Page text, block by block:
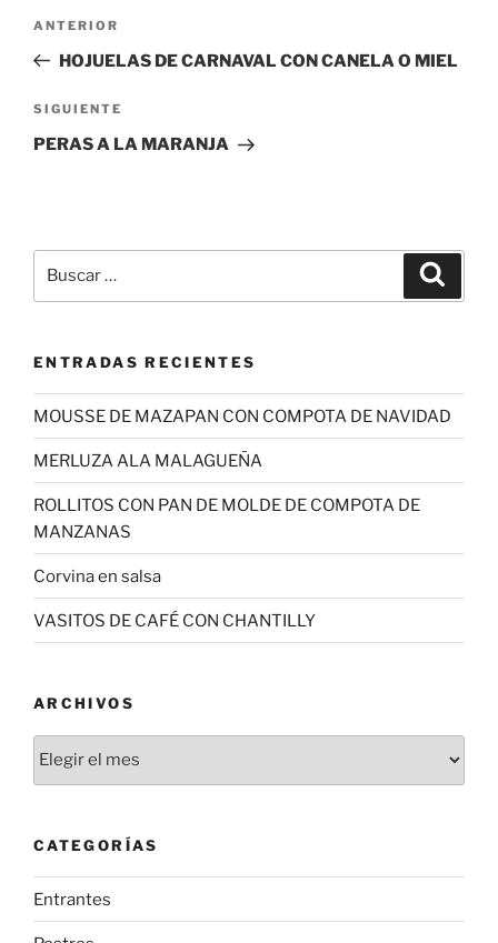
entradas
Entrada
anterior:
ANTERIOR
HOJUELAS DE CARNAVAL CON CANELA O MIEL
Siguiente
entrada
SIGUIENTE
PERAS A LA MARANJA
por:
ENTRADAS RECIENTES
MOUSSE DE MAZAPAN CON COMPOTA DE NAVIDAD
MERLUZA ALA MALAGUEÑA
ROLLITOS CON PAN DE MOLDE DE COMPOTA DE
MANZANAS
Corvina en salsa
VASITOS DE CAFÉ CON CHANTILLY
ARCHIVOS
CATEGORÍAS
Entrantes